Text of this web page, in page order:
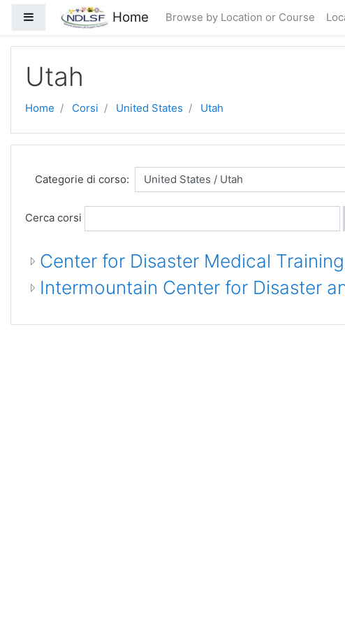
Vai al contenuto principale
Pannello lateraleHome Browse by Location or Course
Utah
Home Corsi United States Utah
Categorie di corso:
Cerca corsi
Center for Disaster Medical Training
Intermountain Center for Disaster